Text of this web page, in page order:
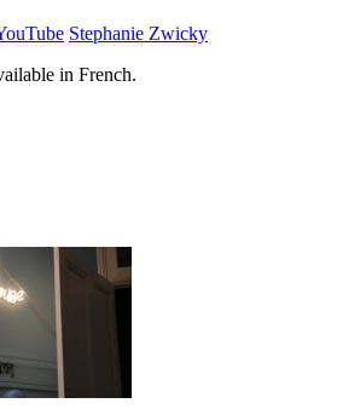
Stephanie Zwicky
in French.